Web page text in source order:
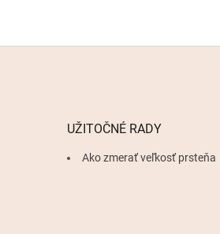
UŽITOČNÉ RADY
Ako zmerať veľkosť prsteňa